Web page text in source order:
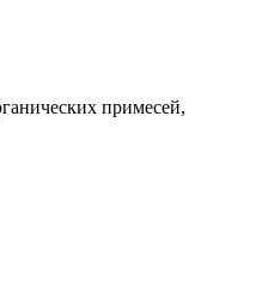
примесей,